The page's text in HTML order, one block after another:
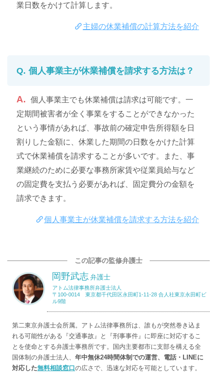
業日数をかけて計算します。
主婦の休業補償の計算方法を紹介
個人事業主が休業補償を請求する方法は？
個人事業主でも休業補償は請求は可能です。一
定期間被害者が全く事業をすることができなかった
という事情があれば、事故前の確定申告所得額を日
割りした金額に、休業した期間の日数をかけた計算
式で休業補償を請求することが多いです。また、事
業継続のために必要な事務所家賃や従業員給与など
の固定費を支払う必要があれば、固定費分の金額を
請求できます。
個人事業主が休業補償を請求する方法を紹介
この記事の監修弁護士
岡野武志 弁護士
アトム法律事務所弁護士法人
〒100-0014 東京都千代田区永田町1-11-28 合人社東京永田町ビ
ル9階
第二東京弁護士会所属。アトム法律事務所は、誰もが突然巻き込ま
れる可能性がある『交通事故』と『刑事事件』に即座に対応するこ
とを使命とする弁護士事務所です。国内主要都市に支部を構える全
国体制の弁護士法人、 年中無休24時間体制での運営、電話・LINEに
対応した無料相談窓口の広さで、迅速な対応を可能としています。